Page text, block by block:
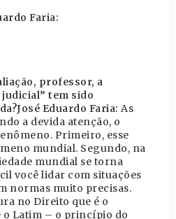
Faria:
professor, a
tem sido
José Eduardo Faria: As
a devida atenção, o
Primeiro, esse
mundial. Segundo, na
mundial se torna
você lidar com situações
normas muito precisas.
no Direito que é o
Latim – o princípio do